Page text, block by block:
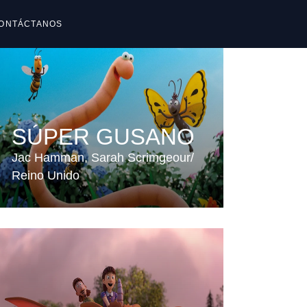
frecuentes
SÚPER GUSANO
Jac Hamman Sarah Scrimgeour
Reino Unido